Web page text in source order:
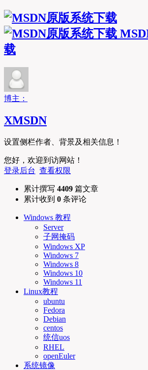
载
博主：
XMSDN
设置侧栏作者、背景及相关信息！
您好，欢迎到访网站！
登录后台 查看权限
累计撰写 4409 篇文章
累计收到 0 条评论
Windows 教程
Server
子网掩码
Windows XP
Windows 7
Windows 8
Windows 10
Windows 11
Linux教程
ubuntu
Fedora
Debian
centos
统信uos
RHEL
openEuler
系统镜像